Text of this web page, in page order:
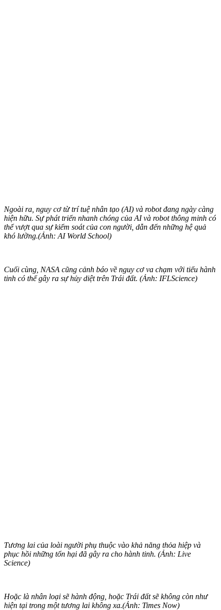
Ngoài ra, nguy cơ từ trí tuệ nhân tạo (AI) và robot đang ngày càng
hiện hữu. Sự phát triển nhanh chóng của AI và robot thông minh có
thể vượt qua sự kiểm soát của con người, dẫn đến những hệ quả
khó lường.(Ảnh: AI World School)
Cuối cùng, NASA cũng cảnh báo về nguy cơ va chạm với tiểu hành
tinh có thể gây ra sự hủy diệt trên Trái đất. (Ảnh: IFLScience)
Tương lai của loài người phụ thuộc vào khả năng thỏa hiệp và
phục hồi những tổn hại đã gây ra cho hành tinh. (Ảnh: Live
Science)
Hoặc là nhân loại sẽ hành động, hoặc Trái đất sẽ không còn như
hiện tại trong một tương lai không xa.(Ảnh: Times Now)